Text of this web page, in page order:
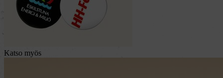
Katso myös